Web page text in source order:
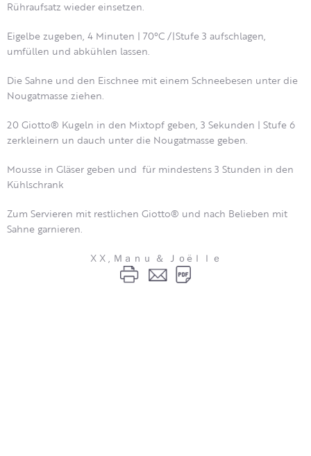
Rühraufsatz wieder einsetzen.
Eigelbe zugeben, 4 Minuten | 70°C /|Stufe 3 aufschlagen,
umfüllen und abkühlen lassen.
Die Sahne und den Eischnee mit einem Schneebesen unter die
Nougatmasse ziehen.
20 Giotto® Kugeln in den Mixtopf geben, 3 Sekunden | Stufe 6
zerkleinern un dauch unter die Nougatmasse geben.
Mousse in Gläser geben und für mindestens 3 Stunden in den
Kühlschrank
Zum Servieren mit restlichen Giotto® und nach Belieben mit
Sahne garnieren.
X X , Ｍａｎｕ ＆ Ｊｏëｌｌｅ